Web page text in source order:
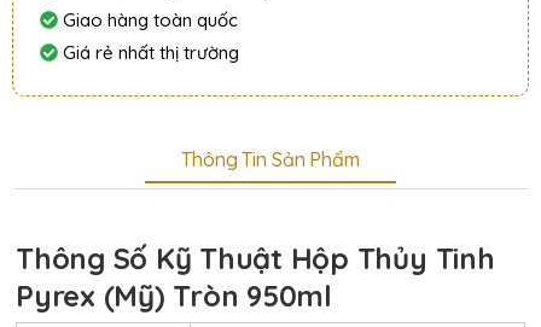
Giao hàng toàn quốc
Giá rẻ nhất thị trường
Thông Tin Sản Phẩm
Thông Số Kỹ Thuật Hộp Thủy Tinh
Pyrex (Mỹ) Tròn 950ml